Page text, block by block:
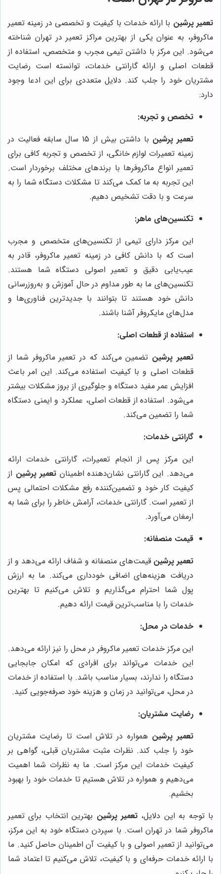
تعمیر پرشین با ارائه خدمات با کیفیت و تخصصی در زمینه تعمیر
ماکروفر، به عنوان یکی از بهترین مراکز تعمیر در تهران شناخته
می‌شود. این مرکز با داشتن تیمی مجرب و متخصص، استفاده از
قطعات اصلی و ارائه گارانتی خدمات، توانسته است رضایت
مشتریان خود را جلب کند. دلایل متعددی برای این ادعا وجود
دارد:
تخصص و تجربه:
تعمیر پرشین
با داشتن بیش از 15 سال سابقه فعالیت در
زمینه تعمیرات لوازم خانگی، از تخصص و تجربه کافی برای
تعمیر انواع ماکروفرها با برندهای مختلف برخوردار است.
این تجربه به ما کمک می‌کند تا مشکلات دستگاه شما را به
سرعت و با دقت تشخیص دهیم.
تکنسین‌های ماهر:
این مرکز دارای تیمی از تکنسین‌های متخصص و مجرب
است که با دانش کافی در زمینه تعمیر ماکروفر، قادر به
عیب‌یابی دقیق و تعمیر اصولی دستگاه شما هستند.
تکنسین‌های ما به طور مداوم در حال آموزش و به‌روزرسانی
دانش خود هستند تا بتوانند با جدیدترین فناوری‌ها و
مدل‌های مایکروفر آشنا باشند.
استفاده از قطعات اصلی:
تعمیر پرشین تضمین می‌کند که در تعمیر ماکروفر شما از
قطعات اصلی و با کیفیت استفاده می‌کند. این امر باعث
افزایش عمر مفید دستگاه و جلوگیری از بروز مشکلات بیشتر
می‌شود. استفاده از قطعات اصلی، عملکرد و ایمنی دستگاه
شما را تضمین می‌کند.
گارانتی خدمات:
این مرکز پس از انجام تعمیرات، گارانتی خدمات ارائه
می‌دهد. این گارانتی نشان‌دهنده اطمینان تعمیر پرشین از
کیفیت کار خود و تضمین‌کننده رفع مشکلات احتمالی پس
از تعمیر است. گارانتی خدمات، آرامش خاطر را برای شما به
ارمغان می‌آورد.
قیمت منصفانه:
تعمیر پرشین قیمت‌های منصفانه و شفاف ارائه می‌دهد و از
دریافت هزینه‌های اضافی خودداری می‌کند. ما به ارزش
پول شما احترام می‌گذاریم و تلاش می‌کنیم تا بهترین
خدمات را با مناسب‌ترین قیمت ارائه دهیم.
خدمات در محل:
این مرکز خدمات تعمیر ماکروفر در محل را نیز ارائه می‌دهد.
این خدمات می‌تواند برای افرادی که امکان جابجایی
دستگاه را ندارند، بسیار مناسب باشد. با استفاده از خدمات
در محل، می‌توانید در زمان و هزینه خود صرفه‌جویی کنید.
رضایت مشتریان:
تعمیر پرشین همواره در تلاش است تا رضایت مشتریان
خود را جلب کند. نظرات مثبت مشتریان قبلی، گواهی بر
کیفیت خدمات این مرکز است. ما به نظرات شما اهمیت
می‌دهیم و همواره در تلاش هستیم تا خدمات خود را بهبود
بخشیم.
با توجه به این دلایل، تعمیر پرشین بهترین انتخاب برای تعمیر
ماکروفر شما در تهران است. با سپردن دستگاه خود به این مرکز،
می‌توانید از تعمیر اصولی و با کیفیت آن اطمینان حاصل کنید. ما
با ارائه خدمات حرفه‌ای و با کیفیت، تلاش می‌کنیم تا اعتماد شما